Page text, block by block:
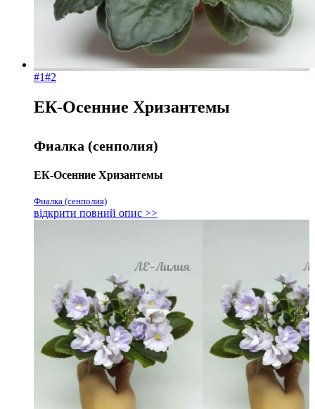
#1#2
ЕК-Осенние Хризантемы
Фиалка (сенполия)
ЕК-Осенние Хризантемы
Фиалка (сенполия)
відкрити повний опис >>